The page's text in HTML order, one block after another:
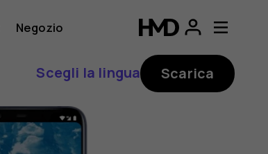
Negozio
Scegli la lingua Scarica